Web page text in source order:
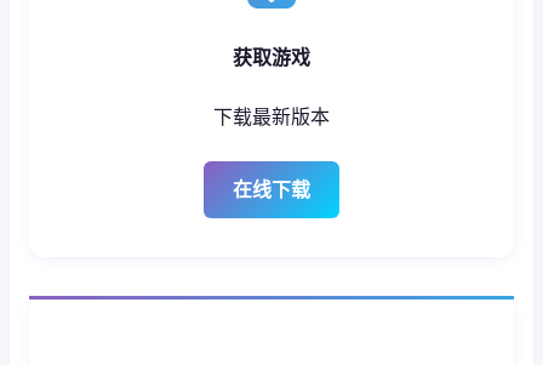
获取游戏
下载最新版本
在线下载